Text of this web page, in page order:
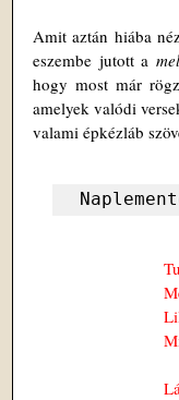
Amit aztán hiába
eszembe jutott a
hogy most már
amelyek valódi
valami épkézláb